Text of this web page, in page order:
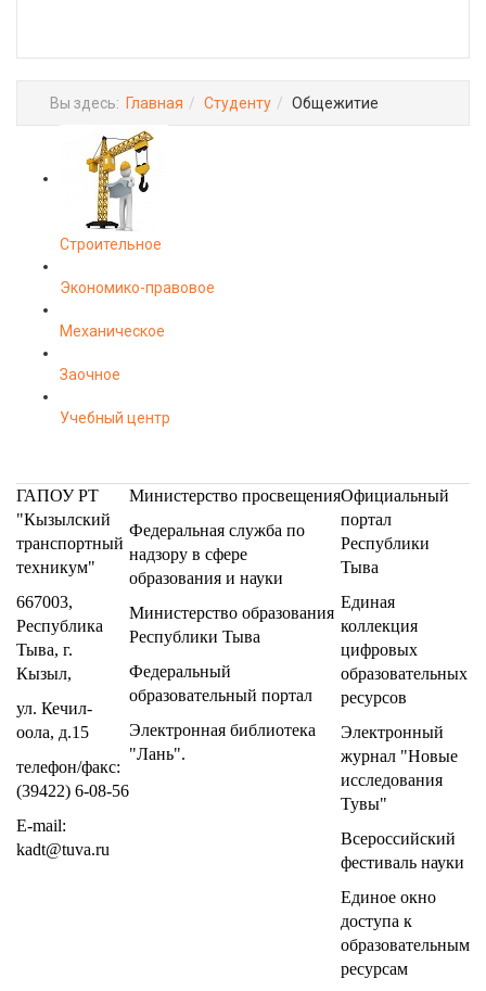
Вы здесь: Главная Студенту Общежитие
Строительное
Экономико-правовое
Механическое
Заочное
Учебный центр
ГАПОУ РТ
"Кызылский
транспортный
техникум"
667003,
Республика
Тыва, г.
Кызыл,
ул. Кечил-
оола, д.15
телефон/факс:
(39422) 6-08-56
E-mail:
kadt@tuva.ru
Министерство просвещения
Федеральная служба по
надзору в сфере
образования и науки
Министерство образования
Республики Тыва
Федеральный
образовательный портал
Электронная библиотека
"Лань".
Официальный
портал
Республики
Тыва
Единая
коллекция
цифровых
образовательных
ресурсов
Электронный
журнал "Новые
исследования
Тувы"
Всероссийский
фестиваль науки
Единое окно
доступа к
образовательным
ресурсам